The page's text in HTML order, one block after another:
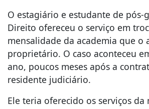
O estagiário e estudante de pós-
Direito ofereceu o serviço em
mensalidade da academia que o
proprietário. O caso aconteceu
ano, poucos meses após a
residente judiciário.
Ele teria oferecido os serviços da